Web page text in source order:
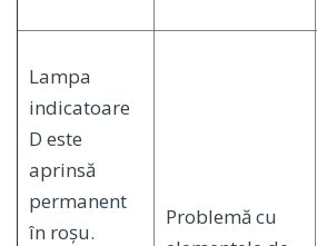
Lampa
indicatoare
D este
aprinsă
permanent
în roșu.
Problemă cu